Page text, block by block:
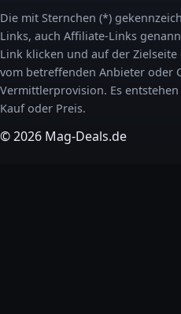
Die mit Sternchen (*)
Links, auch Affiliate-Links
Link klicken und auf der
vom betreffenden Anbieter oder
Vermittlerprovision. Es
Kauf oder Preis.
© 2026 Mag-Deals.de